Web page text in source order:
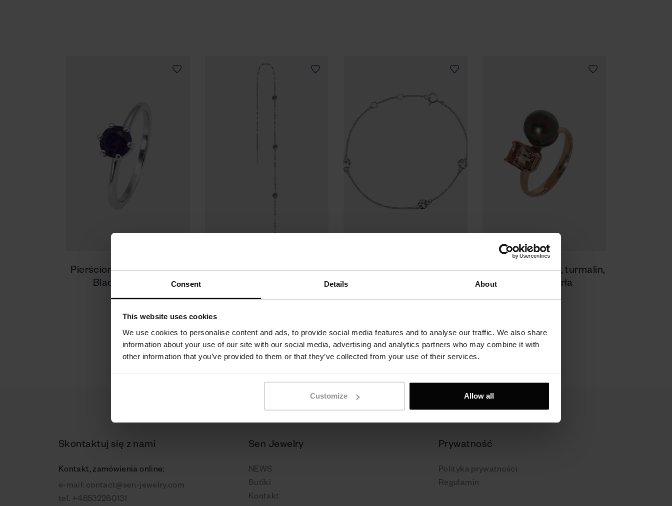
Consent Details About
This website uses cookies
We use cookies to personalise content and ads, to provide social media features and to analyse our traffic. We also share
information about your use of our site with our social media, advertising and analytics partners who may combine it with
other information that you’ve provided to them or that they’ve collected from your use of their services.
Customize Allow all
Pierścionek złoty, Szafir -
Black Sapphire
Jeden kolczyk Catch z 4
srebro próby 925
Bransoletka Catch z 3
próby 925
Pierścionek złoty, turmalin,
czarna perła
Skontaktuj się z nami
Kontakt, zamówienia online:
e-mail: contact@sen-jewelry.com
tel. +48532260131
Sen Jewelry
NEWS
Butiki
Kontakt
Prywatność
Polityka prywatności
Regulamin